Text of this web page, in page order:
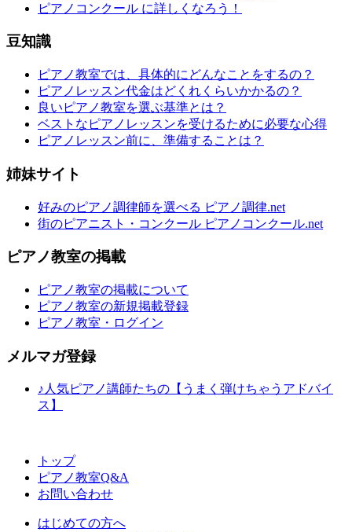
ピアノコンクール に詳しくなろう！
豆知識
ピアノ教室では、具体的にどんなことをするの？
ピアノレッスン代金はどくれくらいかかるの？
良いピアノ教室を選ぶ基準とは？
ベストなピアノレッスンを受けるために必要な心得
ピアノレッスン前に、準備することは？
姉妹サイト
好みのピアノ調律師を選べる ピアノ調律.net
街のピアニスト・コンクール ピアノコンクール.net
ピアノ教室の掲載
ピアノ教室の掲載について
ピアノ教室の新規掲載登録
ピアノ教室・ログイン
メルマガ登録
♪人気ピアノ講師たちの【うまく弾けちゃうアドバイ
ス】
トップ
ピアノ教室Q&A
お問い合わせ
はじめての方へ